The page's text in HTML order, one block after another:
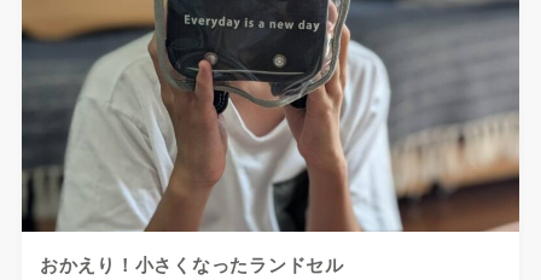
おかえり！小さくなったランドセル